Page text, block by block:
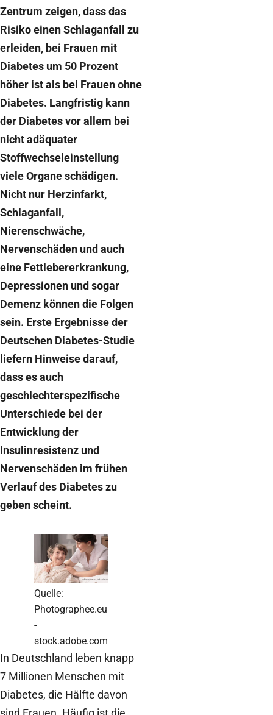
Zentrum zeigen, dass das
Risiko einen Schlaganfall zu
erleiden, bei Frauen mit
Diabetes um 50 Prozent
höher ist als bei Frauen ohne
Diabetes. Langfristig kann
der Diabetes vor allem bei
nicht adäquater
Stoffwechseleinstellung
viele Organe schädigen.
Nicht nur Herzinfarkt,
Schlaganfall,
Nierenschwäche,
Nervenschäden und auch
eine Fettlebererkrankung,
Depressionen und sogar
Demenz können die Folgen
sein. Erste Ergebnisse der
Deutschen Diabetes-Studie
liefern Hinweise darauf,
dass es auch
geschlechterspezifische
Unterschiede bei der
Entwicklung der
Insulinresistenz und
Nervenschäden im frühen
Verlauf des Diabetes zu
geben scheint.
Quelle:
Photographee.eu
-
stock.adobe.com
In Deutschland leben knapp
7 Millionen Menschen mit
Diabetes, die Hälfte davon